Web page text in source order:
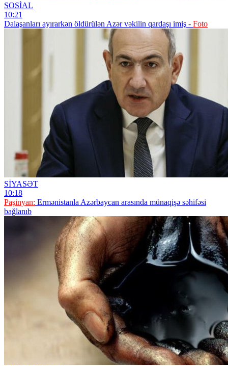
SOSİAL
10:21
Dalaşanları ayırarkən öldürülən Azər vəkilin qardaşı imiş - Foto
SİYASƏT
10:18
Paşinyan: Ermənistanla Azərbaycan arasında münaqişə səhifəsi
bağlanıb